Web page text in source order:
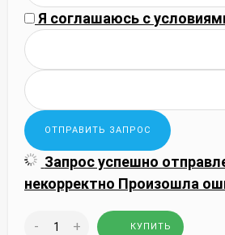
Я соглашаюсь с
Запрос успешно
некорректно Произошла
- + КУПИТЬ